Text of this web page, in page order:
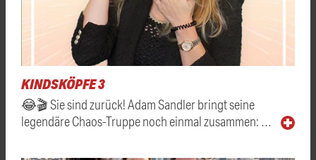
KINDSKÖPFE 3
😂🎬 Sie sind zurück! Adam Sandler bringt seine
legendäre Chaos-Truppe noch einmal zusammen: …